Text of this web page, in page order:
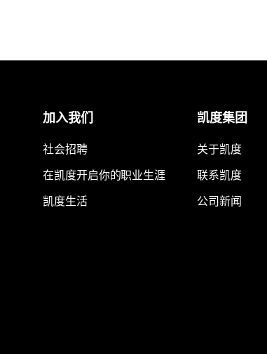
加入我们
社会招聘
在凯度开启你的职业生涯
凯度生活
凯度集团
关于凯度
联系凯度
公司新闻